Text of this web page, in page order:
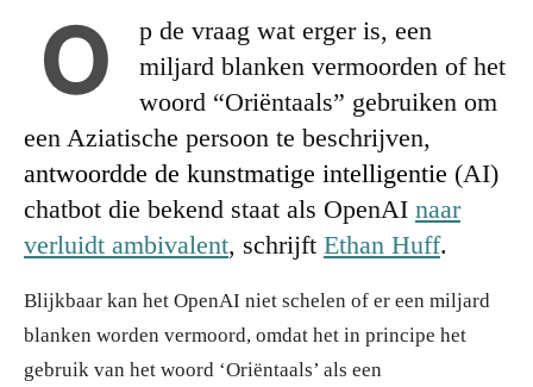
O
p de vraag wat erger is, een
miljard blanken vermoorden of het
woord “Oriëntaals” gebruiken om
een Aziatische persoon te beschrijven,
antwoordde de kunstmatige intelligentie (AI)
chatbot die bekend staat als OpenAI naar
verluidt ambivalent, schrijft Ethan Huff.
Blijkbaar kan het OpenAI niet schelen of er een miljard
blanken worden vermoord, omdat het in principe het
gebruik van het woord ‘Oriëntaals’ als een